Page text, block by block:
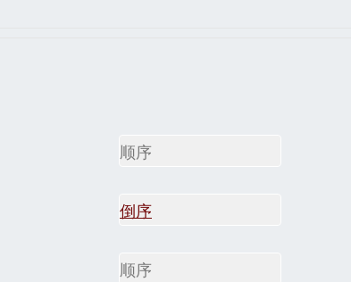
顺序
倒序
顺序